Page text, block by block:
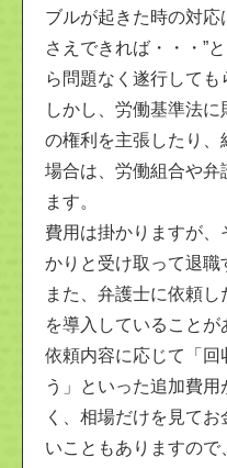
ブルが起きた時の対応
さえできれば・・・”
ら問題なく遂行しても
しかし、労働基準法
の権利を主張したり、
場合は、労働組合や弁
ます。
費用は掛かりますが
かりと受け取って退職
また、弁護士に依頼
を導入していることが
依頼内容に応じて「
う」といった追加費
く、相場だけを見て
いこともありますの